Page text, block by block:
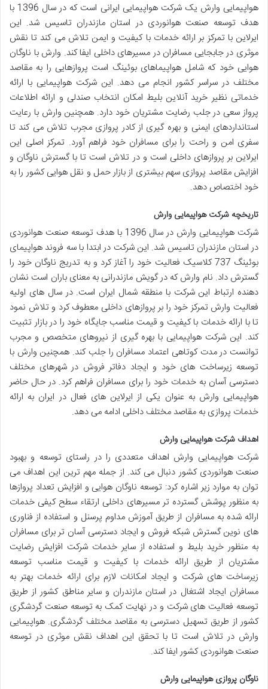
هواپیمایی وارش یک شرکت هواپیمایی ایرانی است که در سال 1396 با
هدف توسعه صنعت هوانوردی در استان مازندران تاسیس شد. این
ایرلاین با تمرکز بر ارائه خدمات با کیفیت و ایمن تلاش می کند تا نقش
موثری در جابجایی مسافران در مسیرهای داخلی ایفا کند. وارش با ناوگان
هوایی خود که شامل هواپیماهای بوئینگ است پروازهایی را به مقاصد
مختلف در سراسر کشور انجام می دهد. این شرکت هواپیمایی با ارائه
خدماتی نظیر خرید آنلاین بلیط امکان انتخاب صندلی و ارائه اطلاعات
پرواز سعی در جلب رضایت مشتریان خود دارد. همچنین وارش با رعایت
استانداردهای ایمنی و بهره گیری از کادر پروازی مجرب تلاش می کند تا
سفری امن و راحت را برای مسافران خود فراهم آورد. تمرکز اصلی این
ایرلاین بر پروازهای داخلی است و در تلاش است تا با گسترش ناوگان و
افزایش مقاصد پروازی سهم بیشتری از بازار حمل و نقل هوایی کشور را به
خود اختصاص دهد.
تاریخچه شرکت هواپیمایی وارش
شرکت هواپیمایی وارش در سال 1396 با هدف توسعه صنعت هوانوردی
در استان مازندران تاسیس شد. این شرکت در ابتدا با سه فروند هواپیمای
بوئینگ 737 کلاسیک فعالیت خود را آغاز کرد و به تدریج ناوگان خود را
گسترش داد. نام وارش که در گویش مازندرانی به معنای باران است نشان
دهنده ارتباط این شرکت با منطقه شمال ایران است. در سال های اولیه
فعالیت وارش تمرکز خود را بر پروازهای داخلی معطوف کرد و تلاش نمود
تا با ارائه خدمات با کیفیت و قیمت مناسب جایگاه خود را در بازار تثبیت
کند. این شرکت هواپیمایی با بهره گیری از نیروهای متخصص و مجرب
توانست در مدت کوتاهی اعتماد مسافران را جلب کند. همچنین وارش با
توسعه زیرساخت های خود و ایجاد دفاتر فروش در شهرهای مختلف
دسترسی آسان به خدمات خود را برای مسافران فراهم کرد. در حال حاضر
هواپیمایی وارش به عنوان یکی از ایرلاین های فعال در ایران به ارائه
خدمات پروازی به مقاصد مختلف داخلی ادامه می دهد.
اهداف شرکت هواپیمایی وارش
شرکت هواپیمایی وارش اهداف متعددی را در راستای توسعه و بهبود
صنعت هوانوردی کشور دنبال می کند. از جمله مهم ترین این اهداف می
توان به موارد زیر اشاره کرد: توسعه ناوگان هوایی و افزایش تعداد پروازها
به منظور پوشش گسترده تر مسیرهای داخلی ارتقاء سطح کیفی خدمات
ارائه شده به مسافران از طریق آموزش مداوم پرسنل و استفاده از فناوری
های نوین گسترش شبکه فروش و ایجاد دسترسی آسان تر برای مسافران
به منظور خرید بلیط و استفاده از سایر خدمات شرکت افزایش رضایت
مشتریان از طریق ارائه خدمات با کیفیت و قیمت مناسب توسعه
زیرساخت های شرکت و ایجاد امکانات لازم برای ارائه خدمات بهتر به
مسافران ایجاد اشتغال در استان مازندران و سایر مناطق کشور از طریق
توسعه فعالیت های شرکت و در نهایت کمک به توسعه صنعت گردشگری
کشور از طریق تسهیل دسترسی به مقاصد مختلف گردشگری. هواپیمایی
وارش در تلاش است تا با تحقق این اهداف نقش موثری در توسعه
صنعت هوانوردی کشور ایفا کند.
ناوگان پروازی هواپیمایی وارش